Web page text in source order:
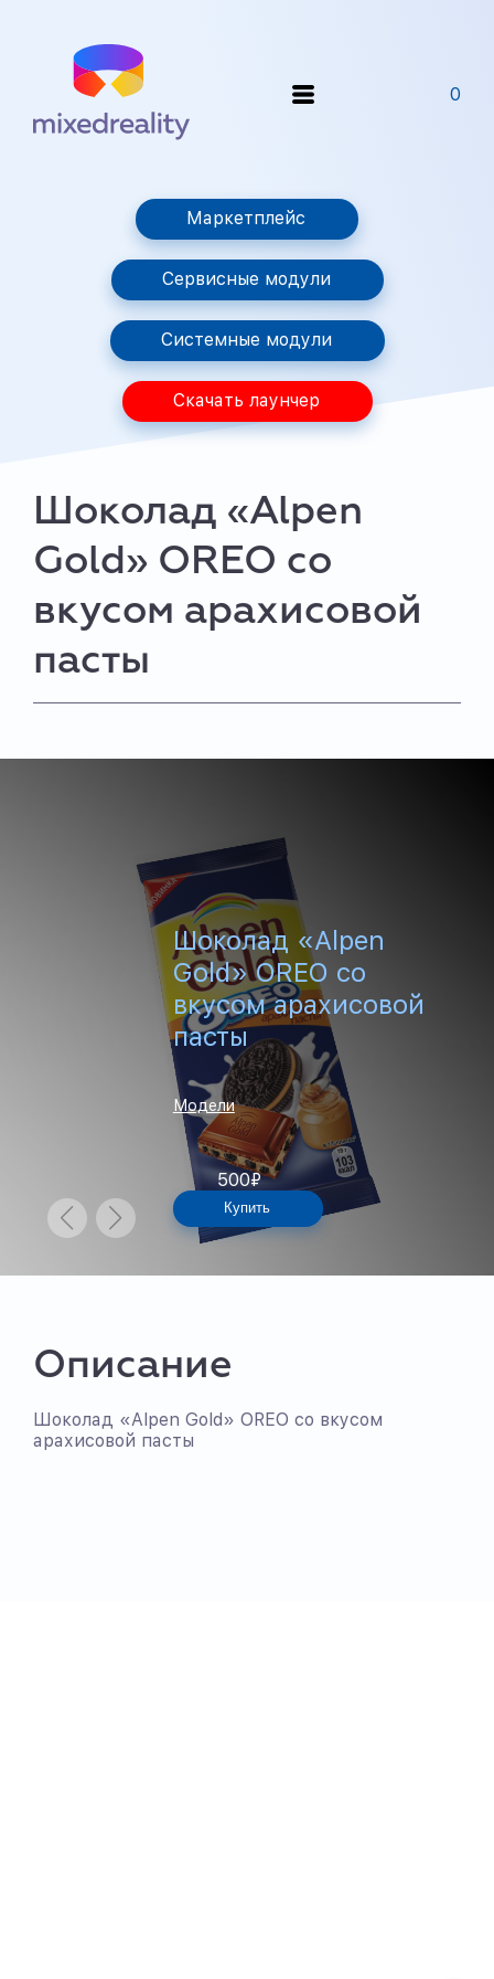
0
Маркетплейс
Сервисные модули
Системные модули
Скачать лаунчер
Шоколад «Alpen
Gold» OREO со
вкусом арахисовой
пасты
Шоколад «Alpen
Gold» OREO со
вкусом арахисовой
пасты
Модели
500₽
Купить
Описание
Шоколад «Alpen Gold» OREO со вкусом
арахисовой пасты